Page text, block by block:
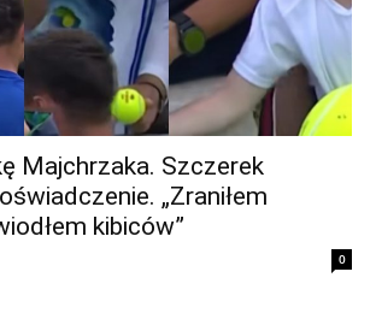
Majchrzaka. Szczerek
„Zraniłem
kibiców”
0